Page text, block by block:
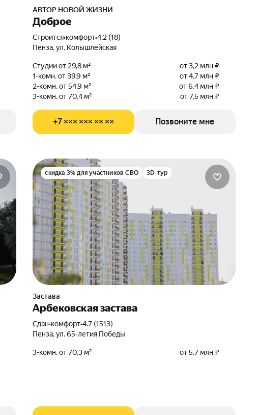
АВТОР НОВОЙ ЖИЗНИ
Доброе
Строится•комфорт•4.2 (18)
Пенза, ул. Колышлейская
Студии от 29,8 м²
от 3,2 млн ₽
1-комн. от 39,9 м²
от 4,7 млн ₽
2-комн. от 54,9 м²
от 6,4 млн ₽
3-комн. от 70,4 м²
от 7,5 млн ₽
+7 ××× ××× ×× ×× Позвоните мне
скидка 3% для участников СВО 3D-тур
Застава
Арбековская застава
Сдан•комфорт•4.7 (1513)
Пенза, ул. 65-летия Победы
3-комн. от 70,3 м² от 5,7 млн ₽